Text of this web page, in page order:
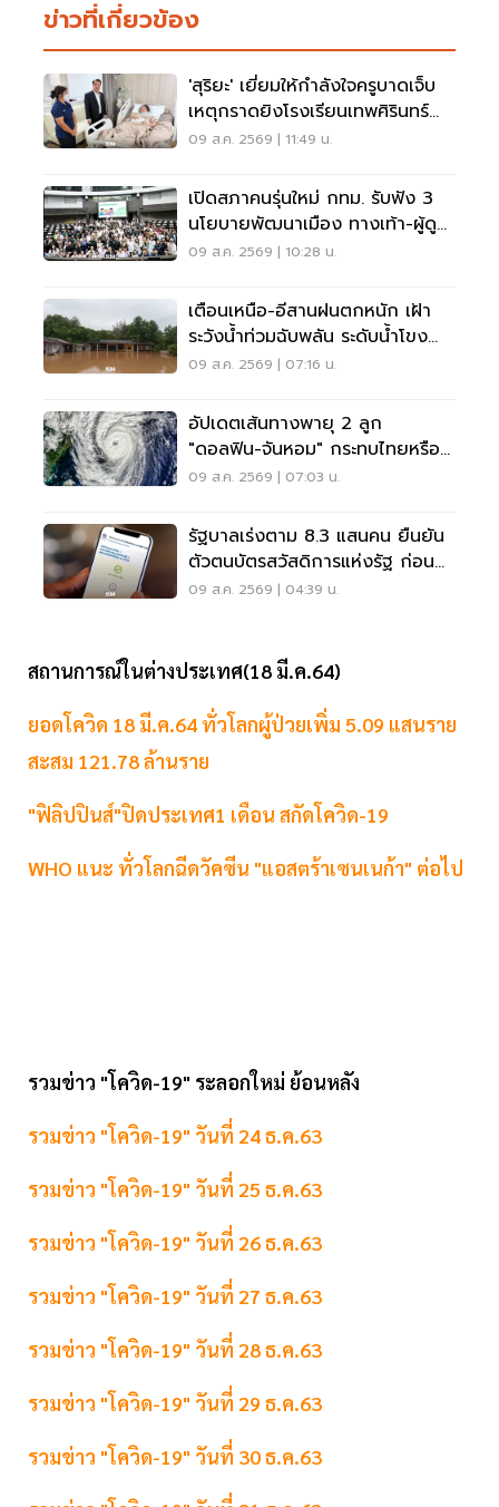
ข่าวที่เกี่ยวข้อง
'สุริยะ' เยี่ยมให้กำลังใจครูบาดเจ็บ
เหตุกราดยิงโรงเรียนเทพศิรินทร์
นนทบุรี
09 ส.ค. 2569 | 11:49 น.
เปิดสภาคนรุ่นใหม่ กทม. รับฟัง 3
นโยบายพัฒนาเมือง ทางเท้า-ผู้ดู
แลออทิสติก-จักรยาน
09 ส.ค. 2569 | 10:28 น.
เตือนเหนือ-อีสานฝนตกหนัก เฝ้า
ระวังน้ำท่วมฉับพลัน ระดับน้ำโขง
เพิ่มสูง
09 ส.ค. 2569 | 07:16 น.
อัปเดตเส้นทางพายุ 2 ลูก
"ดอลฟิน-จันหอม" กระทบไทยหรือ
ไม่ เช็กเลย
09 ส.ค. 2569 | 07:03 น.
รัฐบาลเร่งตาม 8.3 แสนคน ยืนยัน
ตัวตนบัตรสวัสดิการแห่งรัฐ ก่อน
พลาดสิทธิ
09 ส.ค. 2569 | 04:39 น.
สถานการณ์ในต่างประเทศ(18 มี.ค.64)
ยอดโควิด 18 มี.ค.64 ทั่วโลกผู้ป่วยเพิ่ม 5.09 แสนราย
สะสม 121.78 ล้านราย
"ฟิลิปปินส์"ปิดประเทศ1 เดือน สกัดโควิด-19
WHO แนะ ทั่วโลกฉีดวัคซีน "แอสตร้าเซนเนก้า" ต่อไป
รวมข่าว "โควิด-19" ระลอกใหม่ ย้อนหลัง
รวมข่าว "โควิด-19" วันที่ 24 ธ.ค.63
รวมข่าว "โควิด-19" วันที่ 25 ธ.ค.63
รวมข่าว "โควิด-19" วันที่ 26 ธ.ค.63
รวมข่าว "โควิด-19" วันที่ 27 ธ.ค.63
รวมข่าว "โควิด-19" วันที่ 28 ธ.ค.63
รวมข่าว "โควิด-19" วันที่ 29 ธ.ค.63
รวมข่าว "โควิด-19" วันที่ 30 ธ.ค.63